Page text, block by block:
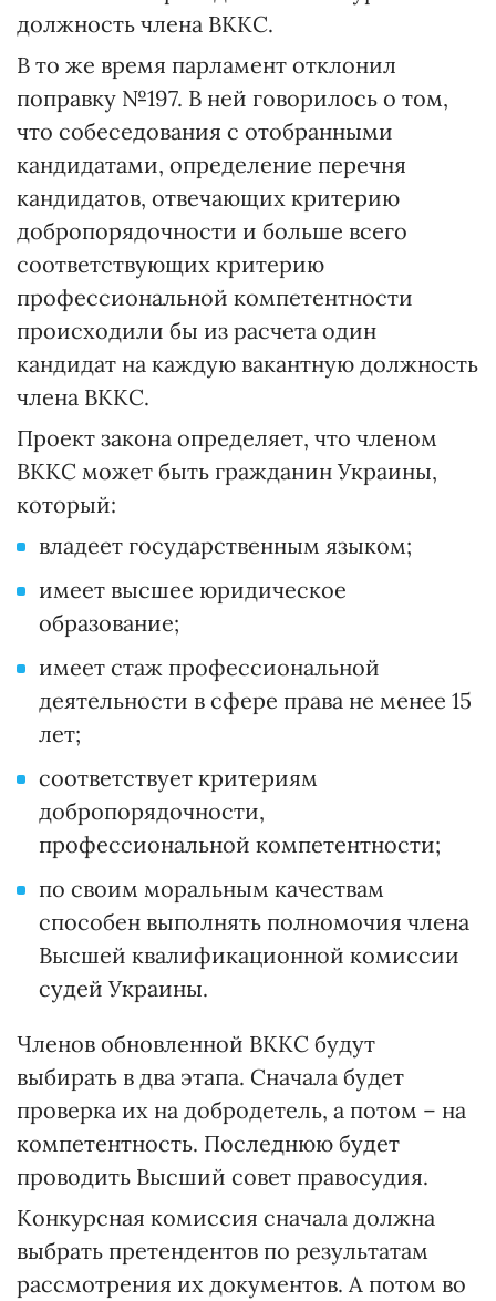
должность члена ВККС.
В то же время парламент отклонил
поправку №197. В ней говорилось о том,
что собеседования с отобранными
кандидатами, определение перечня
кандидатов, отвечающих критерию
добропорядочности и больше всего
соответствующих критерию
профессиональной компетентности
происходили бы из расчета один
кандидат на каждую вакантную должность
члена ВККС.
Проект закона определяет, что членом
ВККС может быть гражданин Украины,
который:
владеет государственным языком;
имеет высшее юридическое
образование;
имеет стаж профессиональной
деятельности в сфере права не менее 15
лет;
соответствует критериям
добропорядочности,
профессиональной компетентности;
по своим моральным качествам
способен выполнять полномочия члена
Высшей квалификационной комиссии
судей Украины.
Членов обновленной ВККС будут
выбирать в два этапа. Сначала будет
проверка их на добродетель, а потом – на
компетентность. Последнюю будет
проводить Высший совет правосудия.
Конкурсная комиссия сначала должна
выбрать претендентов по результатам
рассмотрения их документов. А потом во